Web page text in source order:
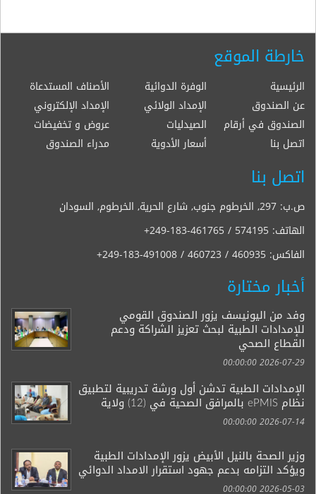
خارطة الموقع
الرئيسية الوفرة الدوائية
الأصناف المستدعاة
عن الصندوق
الإمداد الولائي
الإمداد الإلكتروني
الصندوق في أرقام
الصيدليات
عروض و تخفيضات
اتصل بنا
أسعار الأدوية مدراء الصندوق
اتصل بنا
ص.ب: 297, الخرطوم جنوب, شارع الحرية, الخرطوم, السودان
الهاتف: +249-183-461765 / 574195
الفاكس: +249-183-491008 / 460723 / 460935
أخبار مختارة
وفد من اليونيسف يزور الصندوق القومي
للإمدادات الطبية لبحث تعزيز الشراكة ودعم
القطاع الصحي
2026-07-29 00:00:00
الإمدادات الطبية تدشن أول ورشة تدريبية لتطبيق
نظام ePMIS بالمرافق الصحية في (12) ولاية
2026-07-14 00:00:00
وزير الصحة بالنيل الأبيض يزور الإمدادات الطبية
ويؤكد التزامه بدعم جهود استقرار الامداد الدوائي
2026-05-03 00:00:00